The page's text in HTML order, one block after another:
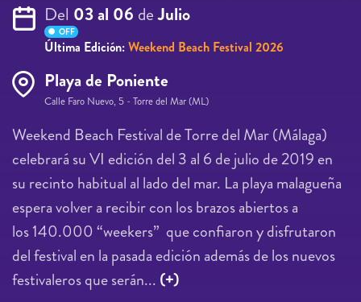
Del 03 al 06 deJulio
OFF
Última Edición:Weekend Beach Festival 2026
Playa de Poniente
Calle Faro Nuevo, 5 - Torre del Mar (ML)
Weekend Beach Festival de Torre del Mar (Málaga)
celebrará su VI edición del 3 al 6 de julio de 2019 en
su recinto habitual al lado del mar. La playa malagueña
espera volver a recibir con los brazos abiertos a
los 140.000 “weekers” que confiaron y disfrutaron
del festival en la pasada edición además de los nuevos
festivaleros que serán... (+)